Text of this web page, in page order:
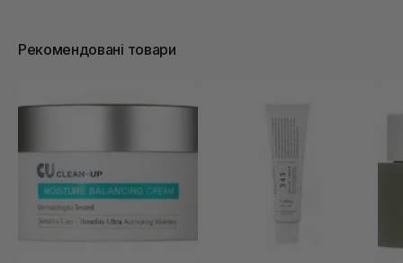
Рекомендовані товари